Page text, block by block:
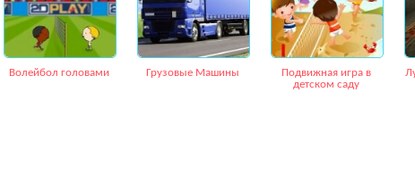
Волейбол головами Грузовые Машины
Подвижная игра в
детском саду